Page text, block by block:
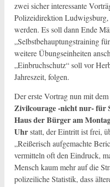
zwei sicher interessante
Polizeidirektion Ludwigsburg,
werden. Es soll dann Ende
„Selbstbehauptungstraining
weitere Übungseinheiten
„Einbruchschutz“ soll vor
Jahreszeit, folgen.
Der erste Vortrag nun mit
Zivilcourage -nicht nur- für
Haus der Bürger am
Uhrstatt, der Eintritt ist frei,
„Reißerisch aufgemachte
vermitteln oft den Eindruck,
Mensch kaum mehr auf die
polizeiliche Statistik, dass